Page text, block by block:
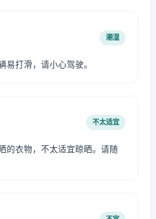
潮湿
易打滑，请小心驾驶。
不太适宜
的衣物，不太适宜晾晒。请随